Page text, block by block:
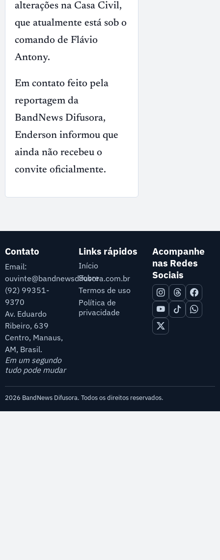
alterações na Casa Civil,
que atualmente está sob o
comando de Flávio
Antony.
Em contato feito pela
reportagem da
BandNews Difusora,
Enderson informou que
ainda não recebeu o
convite oficialmente.
Contato
Email:
ouvinte@bandnewsdifusora.com.br
(92) 99351-
9370
Av. Eduardo
Ribeiro, 639
Centro, Manaus,
AM, Brasil.
Em um segundo
tudo pode mudar
Links rápidos
Início
Sobre
Termos de uso
Política de
privacidade
Acompanhe
nas Redes
Sociais
2026 BandNews Difusora. Todos os direitos reservados.